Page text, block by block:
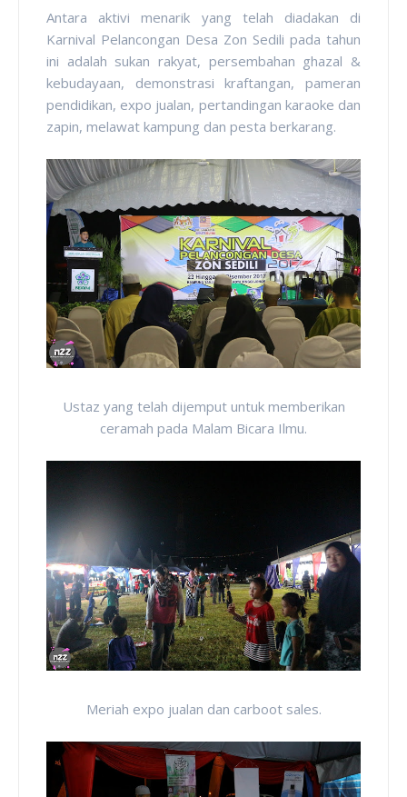
Antara aktivi menarik yang telah diadakan di
Karnival Pelancongan Desa Zon Sedili pada tahun
ini adalah sukan rakyat, persembahan ghazal &
kebudayaan, demonstrasi kraftangan, pameran
pendidikan, expo jualan, pertandingan karaoke dan
zapin, melawat kampung dan pesta berkarang.
Ustaz yang telah dijemput untuk memberikan
ceramah pada Malam Bicara Ilmu.
Meriah expo jualan dan carboot sales.